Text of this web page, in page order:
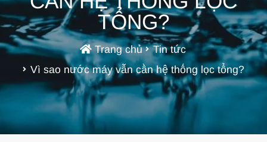
TỔNG?
Trang chủ
Tin tức
Vì sao nước máy vẫn cần hệ thống lọc tổng?